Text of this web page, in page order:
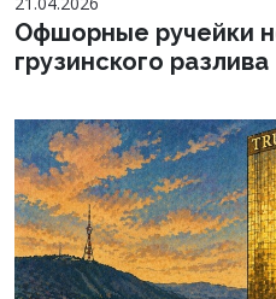
Офшорные ручейки
грузинского разлива